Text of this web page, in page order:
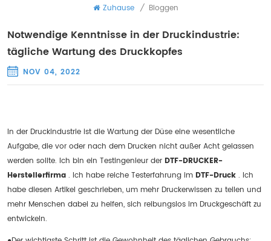
Zuhause / Bloggen
Notwendige Kenntnisse in der Druckindustrie:
tägliche Wartung des Druckkopfes
NOV 04, 2022
In der Druckindustrie ist die Wartung der Düse eine wesentliche
Aufgabe, die vor oder nach dem Drucken nicht außer Acht gelassen
werden sollte. Ich bin ein Testingenieur der DTF-DRUCKER-
Herstellerfirma . Ich habe reiche Testerfahrung im DTF-Druck . Ich
habe diesen Artikel geschrieben, um mehr Druckerwissen zu teilen und
mehr Menschen dabei zu helfen, sich reibungslos im Druckgeschäft zu
entwickeln.